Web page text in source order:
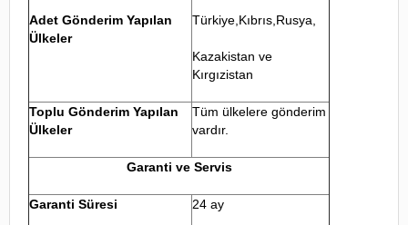
Adet Gönderim Yapılan
Ülkeler
Türkiye,Kıbrıs,Rusya,
Kazakistan ve
Kırgızistan
Toplu Gönderim Yapılan
Ülkeler
Tüm ülkelere gönderim
vardır.
Garanti ve Servis
Garanti Süresi 24 ay